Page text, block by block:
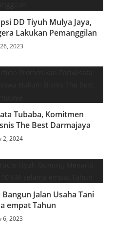
DD Tiyuh Mulya Jaya,
Lakukan Pemanggilan
2023
Tubaba, Komitmen
The Best Darmajaya
2, 2024
Jalan Usaha Tani
empat Tahun
6, 2023